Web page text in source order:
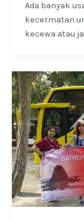
Ada banyak
kecermatan
kecewa atau